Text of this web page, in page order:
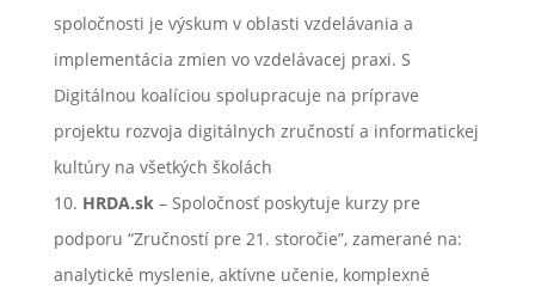
spoločnosti je výskum v oblasti vzdelávania a
implementácia zmien vo vzdelávacej praxi. S
Digitálnou koalíciou spolupracuje na príprave
projektu rozvoja digitálnych zručností a informatickej
kultúry na všetkých školách
HRDA.sk– Spoločnosť poskytuje kurzy pre
podporu “Zručností pre 21. storočie”, zamerané na:
analytické myslenie, aktívne učenie, komplexné